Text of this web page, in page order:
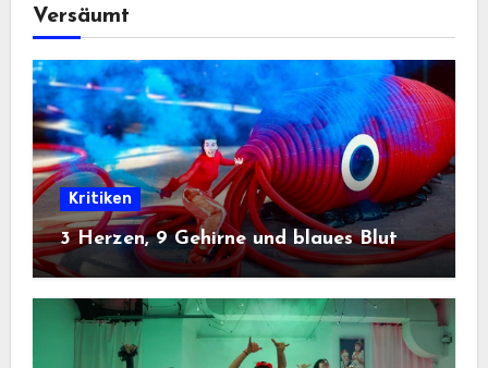
Versäumt
Kritiken
3 Herzen, 9 Gehirne und blaues Blut